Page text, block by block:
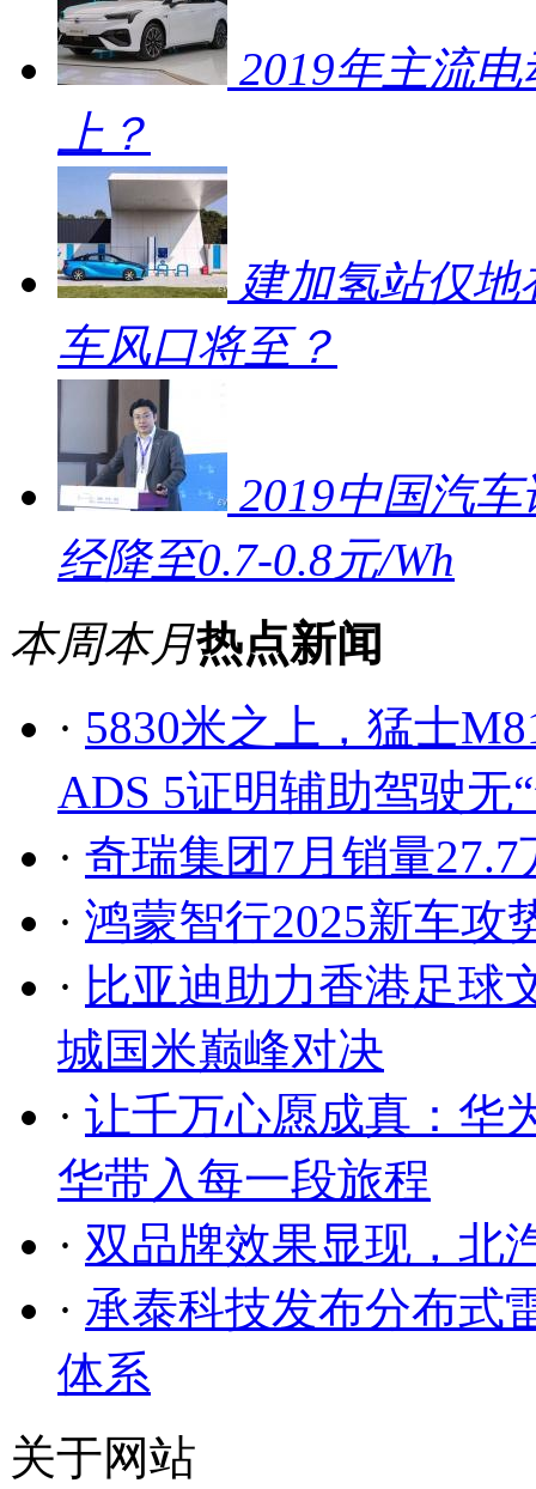
2019年主流
上？
建加氢站仅地
车风口将至？
2019中国汽
经降至0.7-0.8元/Wh
本周本月热点新闻
· 5830米之上，猛士
ADS 5证明辅助驾驶无
· 奇瑞集团7月销量
· 鸿蒙智行2025新车攻
· 比亚迪助力香港足球
城国米巅峰对决
· 让千万心愿成真：华
华带入每一段旅程
· 双品牌效果显现，北
· 承泰科技发布分布式
体系
关于网站